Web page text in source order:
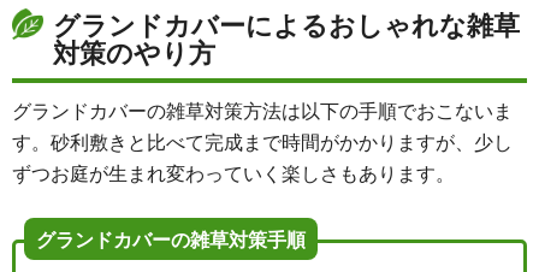
グランドカバーによるおしゃれな雑草
対策のやり方
グランドカバーの雑草対策方法は以下の手順でおこないま
す。砂利敷きと比べて完成まで時間がかかりますが、少し
ずつお庭が生まれ変わっていく楽しさもあります。
グランドカバーの雑草対策手順